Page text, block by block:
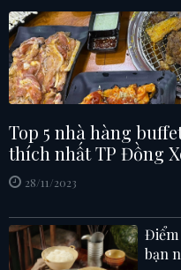
Top 5 nhà hàng
thích nhất TP Đồng
28/11/2023
Điểm
bạn